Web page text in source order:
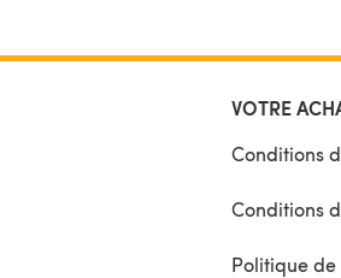
VOTRE
Conditions
Conditions
Politique